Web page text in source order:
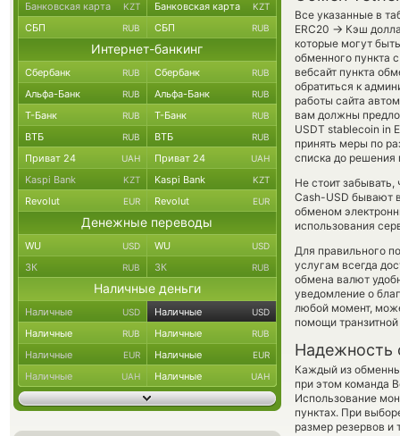
Все указанные в
ERC20 → Кэш
которые могут
обменного пункта
вебсайт пункта
обратиться к
работы сайта
вам должны
USDT stablecoin in
принять меры по
списка до
Не стоит
Cash-USD бывают
обменом
использования
Для правильного
услугам всегда
обмена валют
уведомление о
любой момент,
помощи
Надежность
Каждый из
при этом команда
Использование
пунктах. При
размер резервов и
Банковская карта KZT Банковская карта KZT
СБП RUB СБП RUB
Интернет-банкинг
Сбербанк RUB Сбербанк RUB
Альфа-Банк RUB Альфа-Банк RUB
Т-Банк RUB Т-Банк RUB
ВТБ RUB ВТБ RUB
Приват 24 UAH Приват 24 UAH
Kaspi Bank KZT Kaspi Bank KZT
Revolut EUR Revolut EUR
Денежные переводы
WU USD WU USD
ЗК RUB ЗК RUB
Наличные деньги
Наличные USD Наличные USD
Наличные RUB Наличные RUB
Наличные EUR Наличные EUR
Наличные UAH Наличные UAH